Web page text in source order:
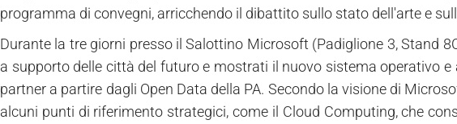
programma di convegni, arricchendo il dibattito sullo stato dell'arte e
Durante la tre giorni presso il Salottino Microsoft (Padiglione 3, Stand
a supporto delle città del futuro e mostrati il nuovo sistema operativo
partner a partire dagli Open Data della PA. Secondo la visione di
alcuni punti di riferimento strategici, come il Cloud Computing, che